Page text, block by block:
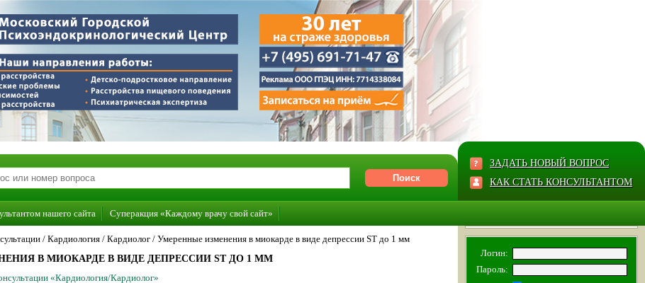
ЗАДАТЬ НОВЫЙ ВОПРОС
КАК СТАТЬ КОНСУЛЬТАНТОМ
нашего сайта Суперакция «Каждому врачу свой сайт»
/ Кардиология / Кардиолог / Умеренные изменения в миокарде в виде депрессии ST до 1 мм
В МИОКАРДЕ В ВИДЕ ДЕПРЕССИИ ST ДО 1 ММ
«Кардиология/Кардиолог»
Логин:
Пароль: